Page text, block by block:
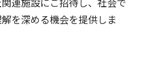
を深める機会を提供しま